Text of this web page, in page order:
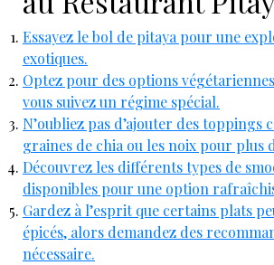
Essayez le bol de pitaya pour une
exotiques.
Optez pour des options
vous suivez un régime spécial.
N’oubliez pas d’ajouter des toppings
graines de chia ou les noix pour plus
Découvrez les différents types de
disponibles pour une option
Gardez à l’esprit que certains plats
épicés, alors demandez des
nécessaire.